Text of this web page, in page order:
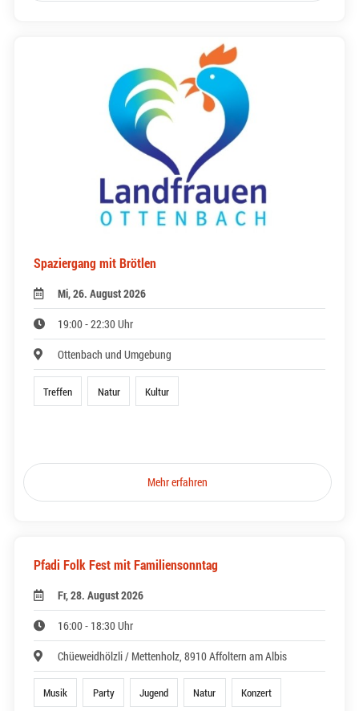
Spaziergang mit Brötlen
Mi, 26. August 2026
19:00 - 22:30 Uhr
Ottenbach und Umgebung
Treffen Natur Kultur
Mehr erfahren
Pfadi Folk Fest mit Familiensonntag
Fr, 28. August 2026
16:00 - 18:30 Uhr
Chüeweidhölzli / Mettenholz, 8910 Affoltern am Albis
Musik Party Jugend Natur Konzert